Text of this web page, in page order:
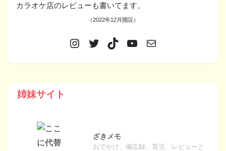
カラオケ店のレビューも書いてます。
（2022年12月開設）
姉妹サイト
ざきメモ
おでかけ、備忘録、育児、レビューと